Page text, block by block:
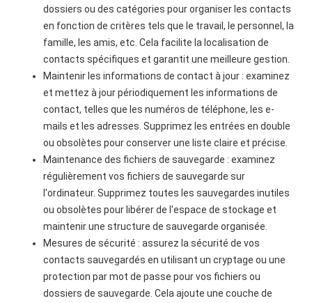
dossiers ou des catégories pour organiser les contacts
en fonction de critères tels que le travail, le personnel, la
famille, les amis, etc. Cela facilite la localisation de
contacts spécifiques et garantit une meilleure gestion.
Maintenir les informations de contact à jour : examinez
et mettez à jour périodiquement les informations de
contact, telles que les numéros de téléphone, les e-
mails et les adresses. Supprimez les entrées en double
ou obsolètes pour conserver une liste claire et précise.
Maintenance des fichiers de sauvegarde : examinez
régulièrement vos fichiers de sauvegarde sur
l'ordinateur. Supprimez toutes les sauvegardes inutiles
ou obsolètes pour libérer de l'espace de stockage et
maintenir une structure de sauvegarde organisée.
Mesures de sécurité : assurez la sécurité de vos
contacts sauvegardés en utilisant un cryptage ou une
protection par mot de passe pour vos fichiers ou
dossiers de sauvegarde. Cela ajoute une couche de